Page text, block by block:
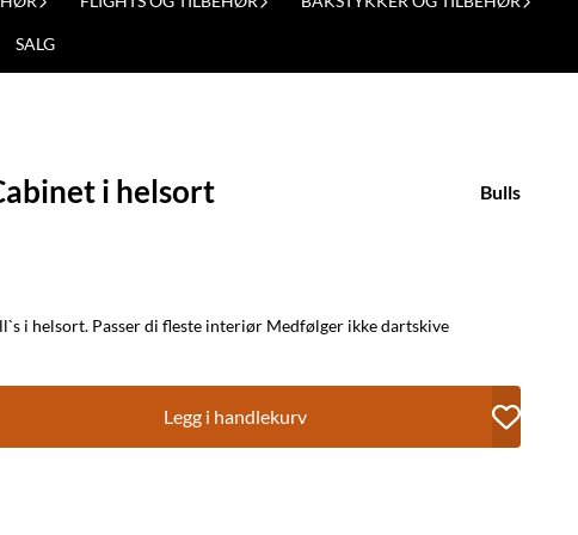
SALG
i helsort Bulls
Ett klassisk kabinett fra Bull`s i helsort. Passer di fleste interiør Medfølger ikke dartskive
Legg i handlekurv